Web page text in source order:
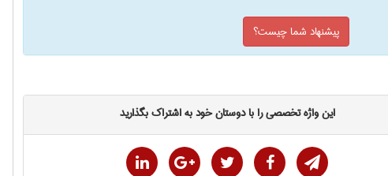
پیشنهاد شما چیست؟
این واژه تخصصی را با دوستان خود به اشتراک بگذارید